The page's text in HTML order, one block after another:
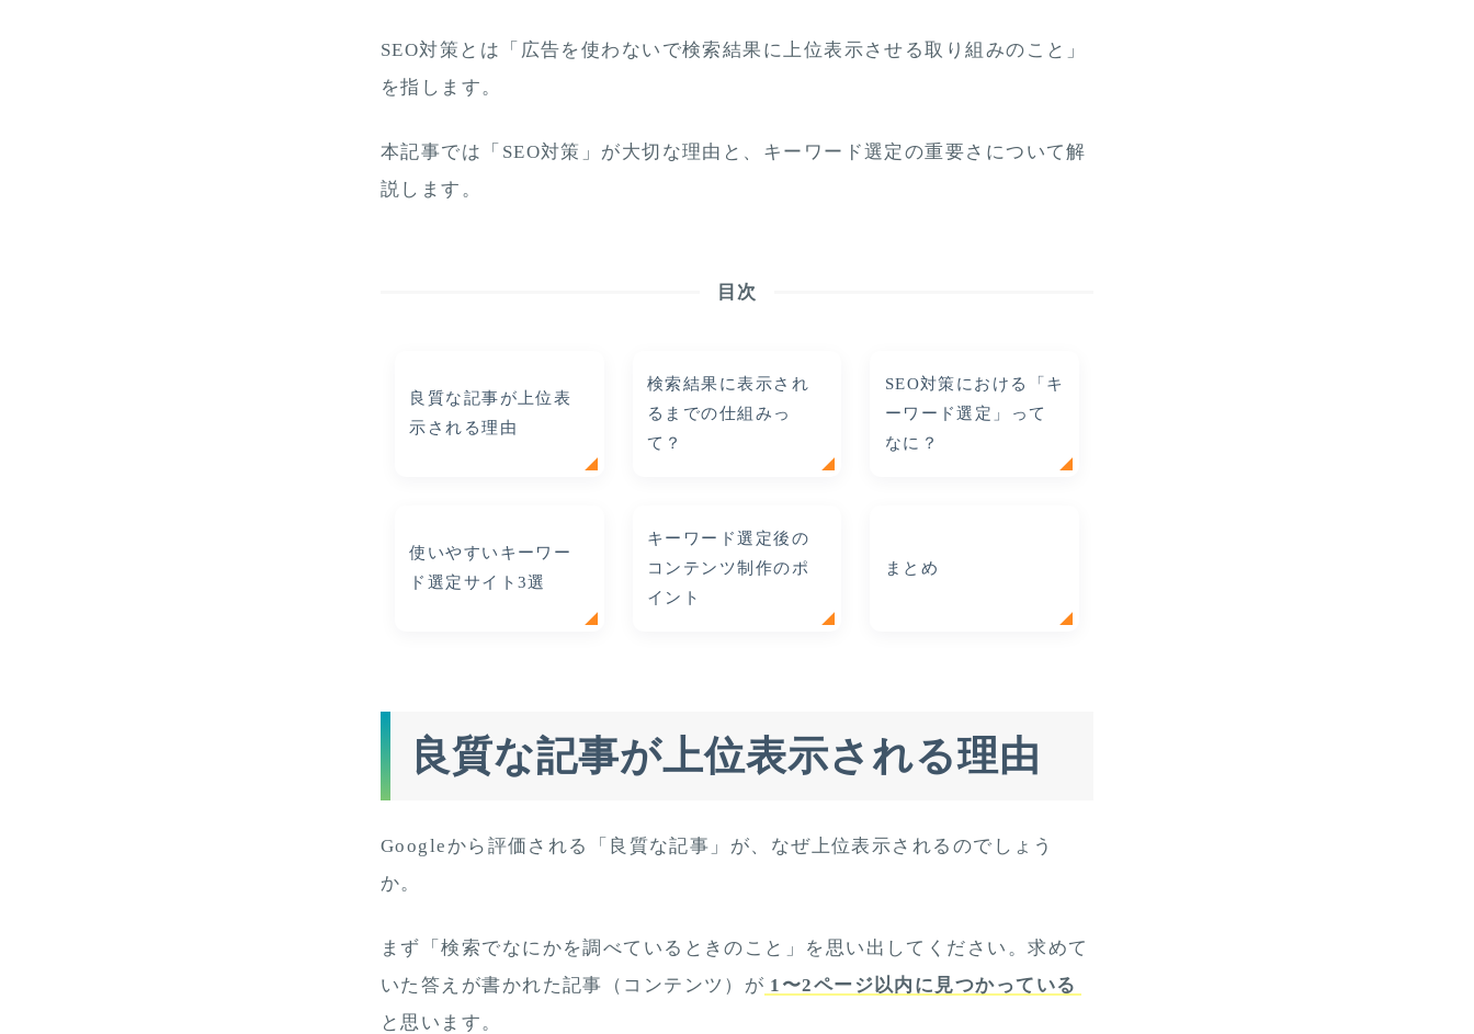
SEO対策とは「広告を使わないで検索結果に上位表示させる取り組みのこと」
を指します。
本記事では「SEO対策」が大切な理由と、キーワード選定の重要さについて解
説します。
目次
良質な記事が上位表
示される理由
検索結果に表示され
るまでの仕組みっ
て？
SEO対策における「キ
ーワード選定」って
なに？
使いやすいキーワー
ド選定サイト3選
キーワード選定後の
コンテンツ制作のポ
イント
まとめ
良質な記事が上位表示される理由
Googleから評価される「良質な記事」が、なぜ上位表示されるのでしょう
か。
まず「検索でなにかを調べているときのこと」を思い出してください。求めて
いた答えが書かれた記事（コンテンツ）が 1〜2ページ以内に見つかっている
と思います。